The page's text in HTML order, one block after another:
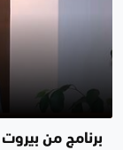
برنامج من بيروت 27-6-2021